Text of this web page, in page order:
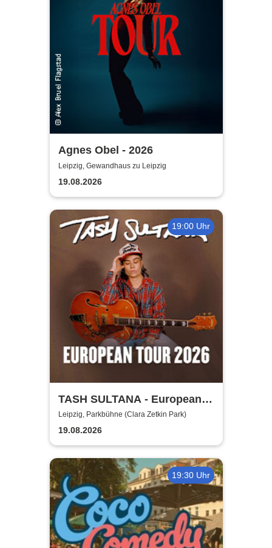
Agnes Obel - 2026
Leipzig, Gewandhaus zu Leipzig
19.08.2026
19:00 Uhr
TASH SULTANA - European
Tour 2026
Leipzig, Parkbühne (Clara Zetkin Park)
19.08.2026
19:30 Uhr